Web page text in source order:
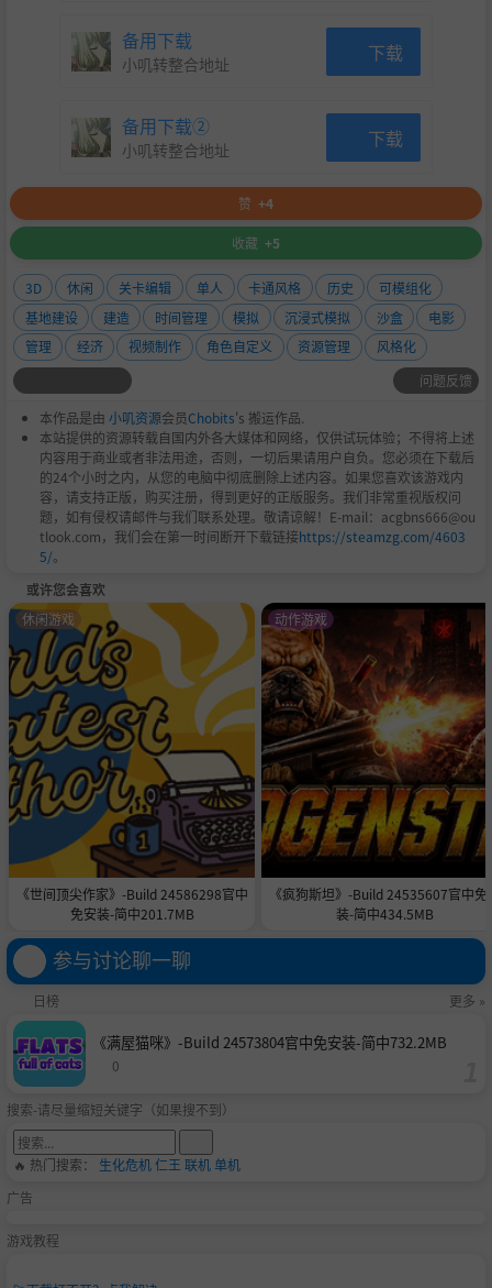
备用下载
小叽转整合地址 下载
备用下载②
小叽转整合地址 下载
赞 +4
收藏 +5
3D 休闲 关卡编辑 单人 卡通风格 历史
可模组化
基地建设
建造 时间管理 模拟 沉浸式模拟 沙盒
电影
管理
经济 视频制作 角色自定义 资源管理
风格化
问题反馈
本作品是由 小叽资源会员Chobits's 搬运作品.
本站提供的资源转载自国内外各大媒体和网络，仅供试玩体验；不得将上述
内容用于商业或者非法用途，否则，一切后果请用户自负。您必须在下载后
的24个小时之内，从您的电脑中彻底删除上述内容。如果您喜欢该游戏内
容，请支持正版，购买注册，得到更好的正版服务。我们非常重视版权问
题，如有侵权请邮件与我们联系处理。敬请谅解！E-mail：acgbns666@ou
tlook.com，我们会在第一时间断开下载链接https://steamzg.com/4603
5/。
或许您会喜欢
《世间顶尖作家》-Build 24586298官中
免安装-简中201.7MB
休闲游戏
《疯狗斯坦》-Build 24535607官中免
装-简中434.5MB
动作游戏
参与讨论聊一聊
日榜 更多 »
《满屋猫咪》-Build 24573804官中免安装-简中732.2MB
0
搜索-请尽量缩短关键字（如果搜不到）
🔥 热门搜索： 生化危机仁王 联机单机
广告
游戏教程